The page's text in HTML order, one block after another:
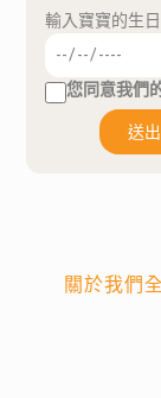
輸入寶寶的生
您同意我們
送出
關於我們